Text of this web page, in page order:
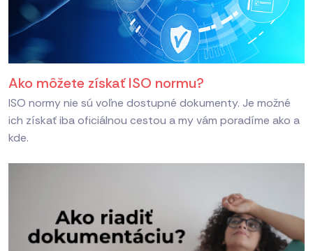
Ako môžete získať ISO normu?
ISO normy nie sú voľne dostupné dokumenty. Je možné
ich získať iba oficiálnou cestou a my vám poradíme ako a
kde.